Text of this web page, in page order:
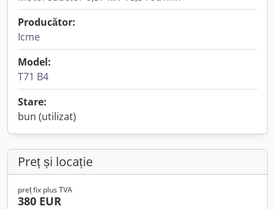
Producător:
Icme
Model:
T71 B4
Stare:
bun (utilizat)
Preț și locație
preț fix plus TVA
380 EUR